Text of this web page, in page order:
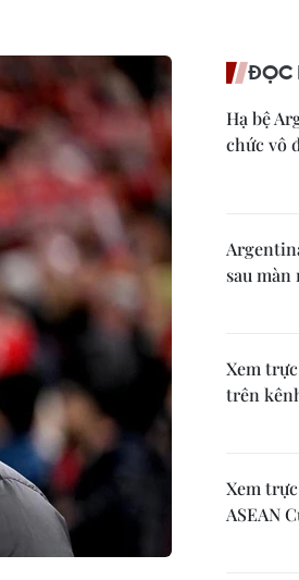
ĐỌC
Hạ bệ
chức vô
sau
Xem
trên
Xem
ASEAN